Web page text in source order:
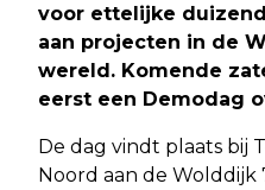
voor ettelijke
aan projecten in de
wereld. Komende
eerst een Demodag
De dag vindt plaats bij
Noord aan de Wolddijk